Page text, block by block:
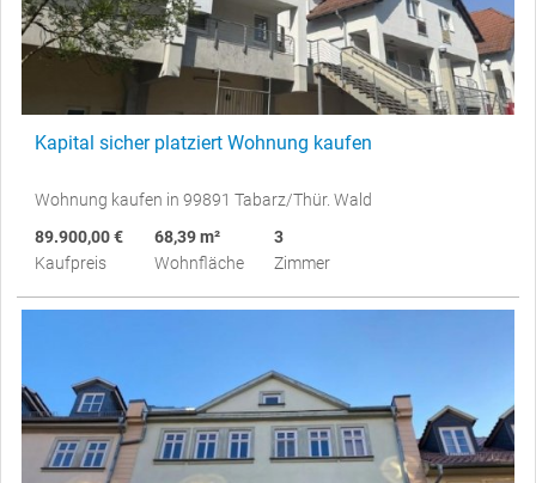
Kapital sicher platziert Wohnung kaufen
Wohnung kaufen in 99891 Tabarz/Thür. Wald
89.900,00 €
Kaufpreis
68,39 m²
Wohnfläche
3
Zimmer